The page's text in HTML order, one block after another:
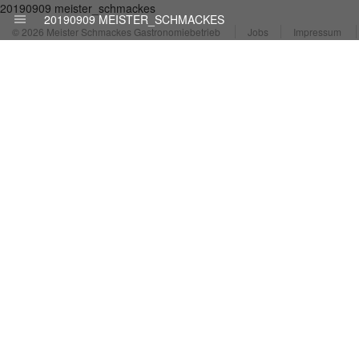
20190909 MEISTER_SCHMACKES
20190909 meister_schmackes
© 2026 Meister Schmackes Gastronomiebetrieb Jobs Impressum